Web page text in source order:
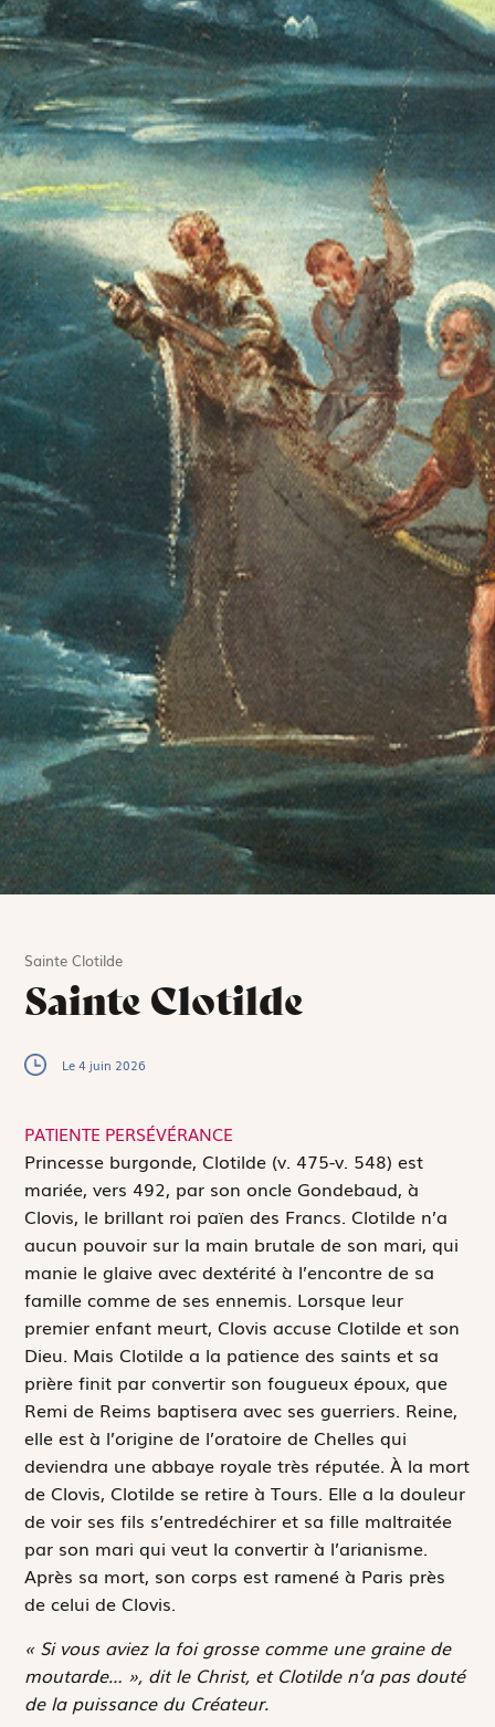
Sainte Clotilde
Sainte Clotilde
Le 4 juin 2026
PATIENTE PERSÉVÉRANCE
Princesse burgonde, Clotilde (v. 475-v. 548) est
mariée, vers 492, par son oncle Gondebaud, à
Clovis, le brillant roi païen des Francs. Clotilde n’a
aucun pouvoir sur la main brutale de son mari, qui
manie le glaive avec dextérité à l’encontre de sa
famille comme de ses ennemis. Lorsque leur
premier enfant meurt, Clovis accuse Clotilde et son
Dieu. Mais Clotilde a la patience des saints et sa
prière finit par convertir son fougueux époux, que
Remi de Reims baptisera avec ses guerriers. Reine,
elle est à l’origine de l’oratoire de Chelles qui
deviendra une abbaye royale très réputée. À la mort
de Clovis, Clotilde se retire à Tours. Elle a la douleur
de voir ses fils s’entredéchirer et sa fille maltraitée
par son mari qui veut la convertir à l’arianisme.
Après sa mort, son corps est ramené à Paris près
de celui de Clovis.
« Si vous aviez la foi grosse comme une graine de
moutarde… », dit le Christ, et Clotilde n’a pas douté
de la puissance du Créateur.